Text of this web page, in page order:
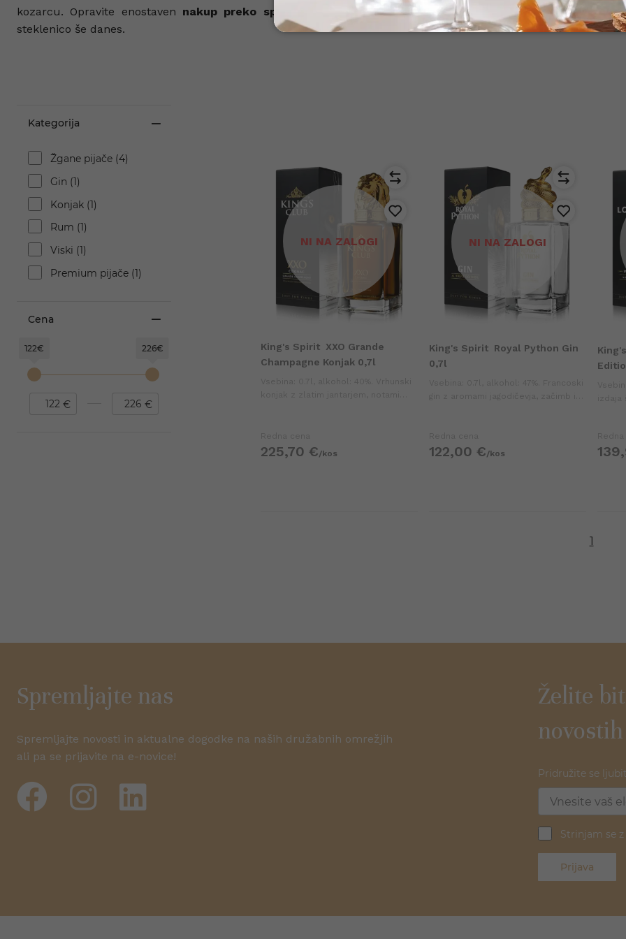
kozarcu. Opravite enostaven nakup preko spleta
in si zagotovite svojo
steklenico še danes.
Kategorija
Žgane pijače (4)
Gin (1)
Konjak (1)
Rum (1)
Viski (1)
Premium pijače (1)
Cena
122€ 226€
€ €
NI NA ZALOGI
King's Spirit XXO Grande
Champagne Konjak 0,7l
225,70 €/kos
NI NA ZALOGI
King's Spirit Royal Python Gin
0,7l
122,00 €/kos 139,
1
Spremljajte nas
Spremljajte novosti in aktualne dogodke na naših družabnih omrežjih
ali pa se prijavite na e-novice!
Želite
Pridružite se
Strinjam se
Prijava